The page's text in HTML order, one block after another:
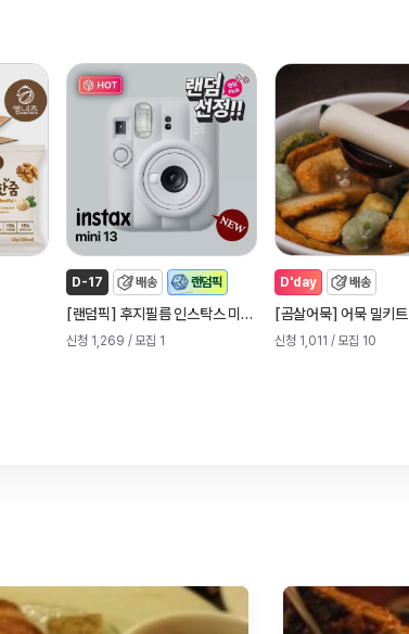
D-17 배송 랜덤픽
[랜덤픽 ] 후지필름 인스탁스 미니 13 즉석 카메라 (신제품)
신청 1,269 / 모집 1
D'day 배송
[곰살어묵] 어묵 밀키트
신청 1,011 / 모집 10